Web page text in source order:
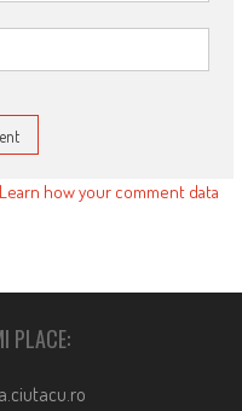
Learn how your comment data
PLACE: